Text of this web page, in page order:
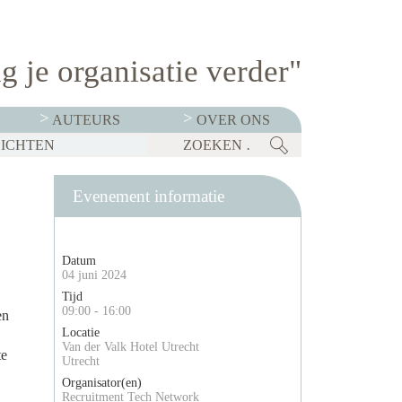
je organisatie verder"
AUTEURS
OVER ONS
TE ZETTEN
Evenement informatie
Datum
04 juni 2024
Tijd
09:00 - 16:00
Locatie
Van der Valk Hotel Utrecht
Utrecht
Organisator(en)
Recruitment Tech Network